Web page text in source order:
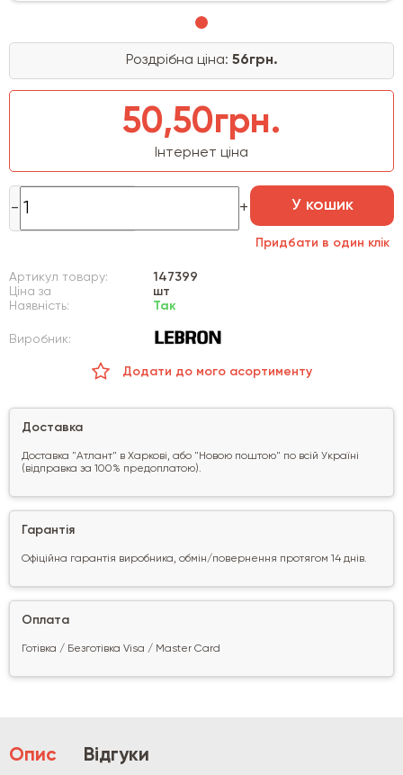
Роздрібна ціна: 56грн.
50,50грн.
Інтернет ціна
У кошик
Придбати в один клік
Артикул товару:
147399
Ціна за
шт
Наявність:
Так
Виробник:
Додати до мого асортименту
Доставка
Доставка "Атлант" в Харкові, або "Новою поштою" по всій Україні
(відправка за 100% предоплатою).
Гарантія
Офіційна гарантія виробника, обмін/повернення протягом 14 днів.
Оплата
Готівка / Безготівка Visa / Master Card
Опис Відгуки